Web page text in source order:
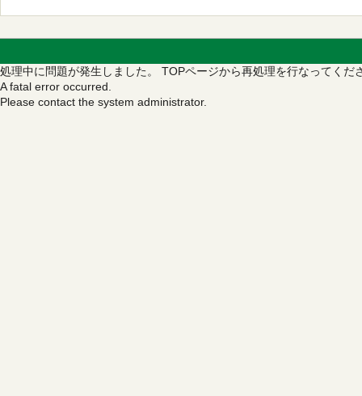
処理中に問題が発生しました。 TOPページから再処理を行なってくだ
A fatal error occurred.
Please contact the system administrator.